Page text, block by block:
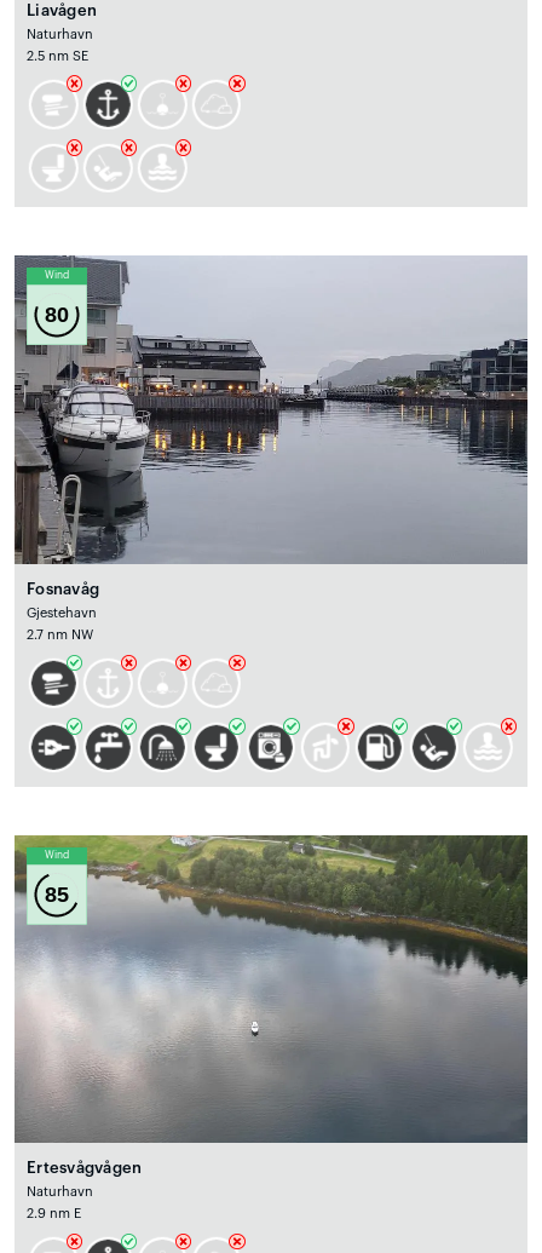
Liavågen
Naturhavn
2.5 nm SE
Wind
80
Fosnavåg
Gjestehavn
2.7 nm NW
Wind
85
Ertesvågvågen
Naturhavn
2.9 nm E